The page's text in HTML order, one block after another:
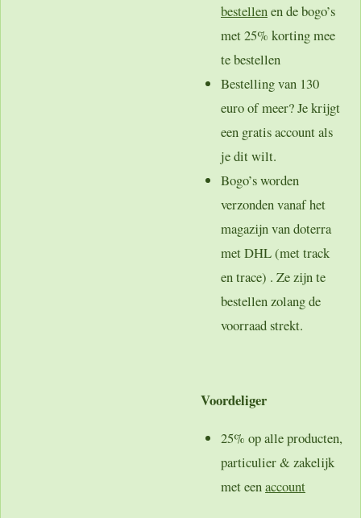
bestellen en de bogo’s
met 25% korting mee
te bestellen
Bestelling van 130
euro of meer? Je krijgt
een gratis account als
je dit wilt.
Bogo’s worden
verzonden vanaf het
magazijn van doterra
met DHL (met track
en trace) . Ze zijn te
bestellen zolang de
voorraad strekt.
Voordeliger
25% op alle producten,
particulier & zakelijk
met een account